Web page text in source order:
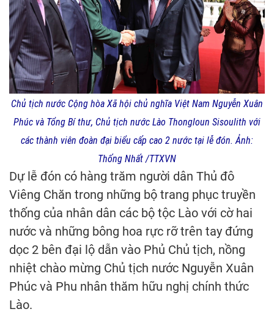
Chủ tịch nước Cộng hòa Xã hội chủ nghĩa Việt Nam Nguyễn Xuân
Phúc và Tổng Bí thư, Chủ tịch nước Lào Thongloun Sisoulith với
các thành viên đoàn đại biểu cấp cao 2 nước tại lễ đón. Ảnh:
Thống Nhất /TTXVN
Dự lễ đón có hàng trăm người dân Thủ đô
Viêng Chăn trong những bộ trang phục truyền
thống của nhân dân các bộ tộc Lào với cờ hai
nước và những bông hoa rực rỡ trên tay đứng
dọc 2 bên đại lộ dẫn vào Phủ Chủ tịch, nồng
nhiệt chào mừng Chủ tịch nước Nguyễn Xuân
Phúc và Phu nhân thăm hữu nghị chính thức
Lào.